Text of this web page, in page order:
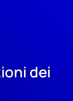
dei